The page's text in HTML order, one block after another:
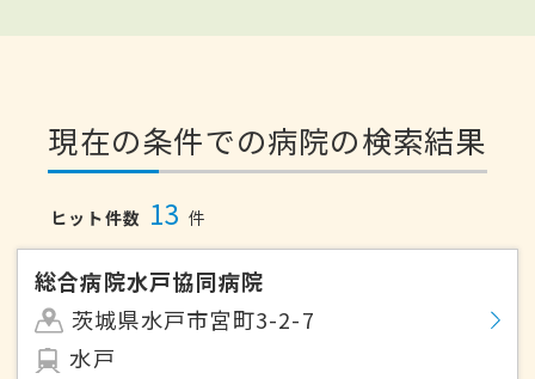
現在の条件での病院の検索結果
ヒット件数 13 件
総合病院水戸協同病院
茨城県水戸市宮町3-2-7
水戸